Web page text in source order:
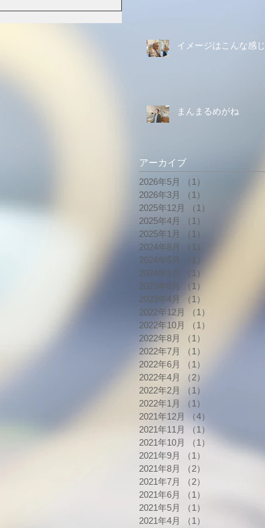
イメージはこんな感じ
まんまるめがね
アーカイブ
2026年5月
（1）
2026年3月
（1）
2025年12月
（1）
2025年4月
（1）
2025年1月
（1）
2024年8月
（1）
2024年5月
（1）
2024年1月
（1）
2023年8月
（1）
2023年4月
（1）
2022年12月
（1）
2022年10月
（1）
2022年8月
（1）
2022年7月
（1）
2022年6月
（1）
2022年4月
（2）
2022年2月
（1）
2022年1月
（1）
2021年12月
（4）
2021年11月
（1）
2021年10月
（1）
2021年9月
（1）
2021年8月
（2）
2021年7月
（2）
2021年6月
（1）
2021年5月
（1）
2021年4月
（1）